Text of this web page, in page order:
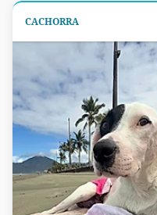
CACHORRA